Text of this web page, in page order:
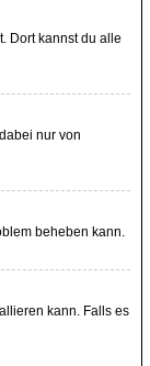
Dort kannst du alle
nur von
beheben kann.
kann. Falls es